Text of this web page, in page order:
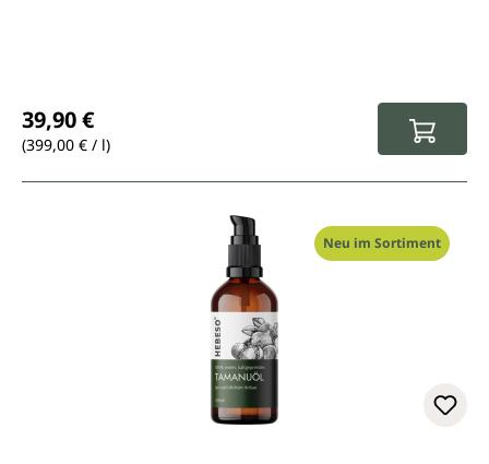
39,90 €
(399,00 € / l)
Neu im Sortiment